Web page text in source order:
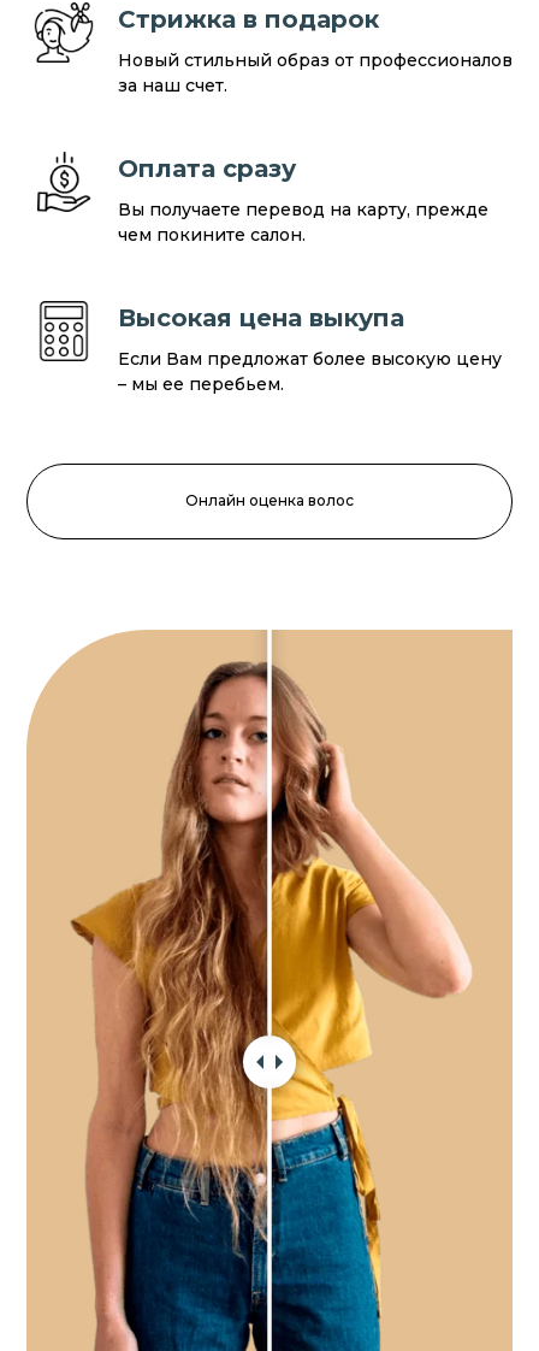
Стрижка в подарок
Новый стильный образ от профессионалов
за наш счет.
Оплата сразу
Вы получаете перевод на карту, прежде
чем покините салон.
Высокая цена выкупа
Если Вам предложат более высокую цену
– мы ее перебьем.
Онлайн оценка волос